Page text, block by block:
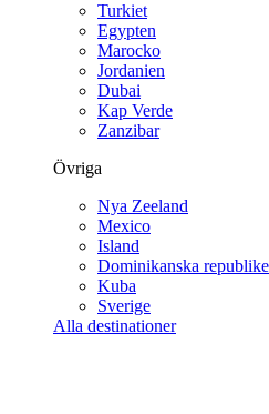
Turkiet
Egypten
Marocko
Jordanien
Dubai
Kap Verde
Zanzibar
Övriga
Nya Zeeland
Mexico
Island
Dominikanska
Kuba
Sverige
Alla destinationer